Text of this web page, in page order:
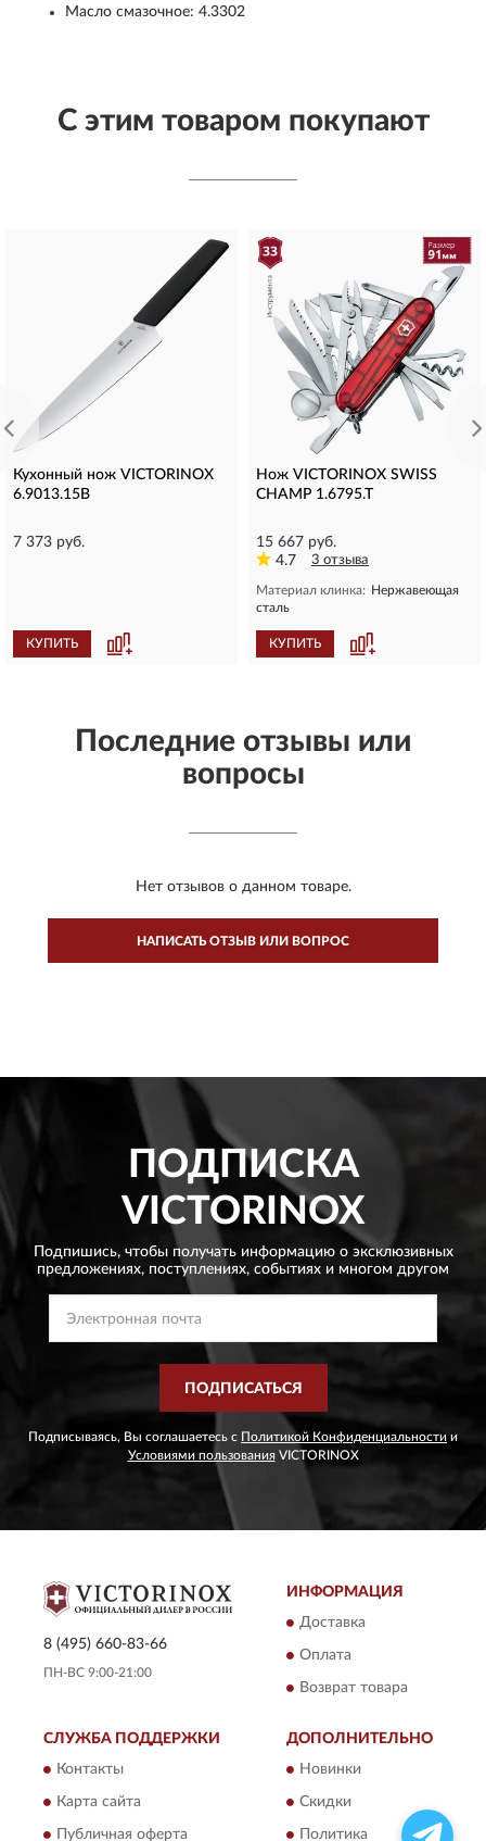
Масло смазочное: 4.3302
С этим товаром покупают
Кухонный нож VICTORINOX
6.9013.15B
7 373 руб.
КУПИТЬ
Нож VICTORINOX SWISS
CHAMP 1.6795.T
15 667 руб.
4.7
3 отзыва
Материал клинка: Нержавеющая
сталь
КУПИТЬ
Последние отзывы или
вопросы
Нет отзывов о данном товаре.
НАПИСАТЬ ОТЗЫВ ИЛИ ВОПРОС
ПОДПИСКА
VICTORINOX
Подпишись, чтобы получать информацию о эксклюзивных
предложениях, поступлениях, событиях и многом другом
ПОДПИСАТЬСЯ
Подписываясь, Вы соглашаетесь с Политикой Конфиденциальности и
Условиями пользованияVICTORINOX
8 (495) 660-83-66
ПН-ВС 9:00-21:00
ИНФОРМАЦИЯ
Доставка
Оплата
Возврат товара
СЛУЖБА ПОДДЕРЖКИ
Контакты
Карта сайта
Публичная оферта
ДОПОЛНИТЕЛЬНО
Новинки
Скидки
Политика